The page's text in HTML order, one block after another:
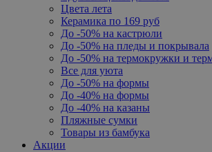
Цвета лета
Керамика по 169 руб
До -50% на кастрюли
До -50% на пледы и покрывала
До -50% на термокружки и
Все для уюта
До -50% на формы
До -40% на формы
До -40% на казаны
Пляжные сумки
Товары из бамбука
Акции